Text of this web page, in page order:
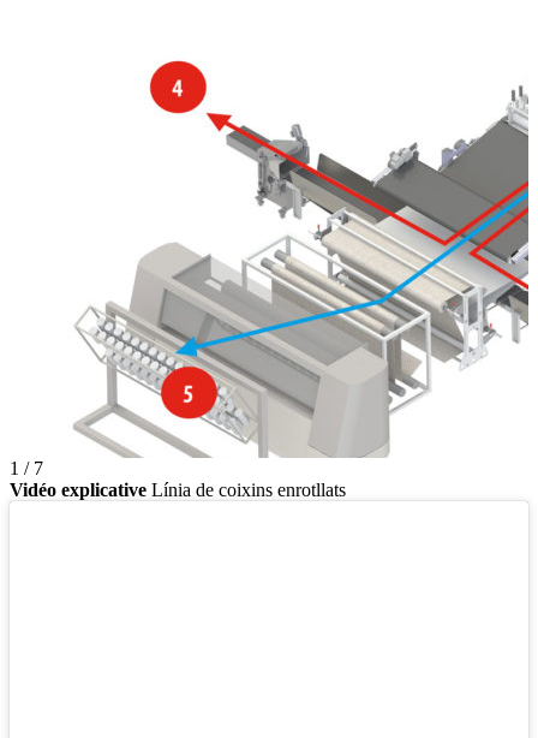
1 / 7
Vidéo explicative Línia de coixins enrotllats